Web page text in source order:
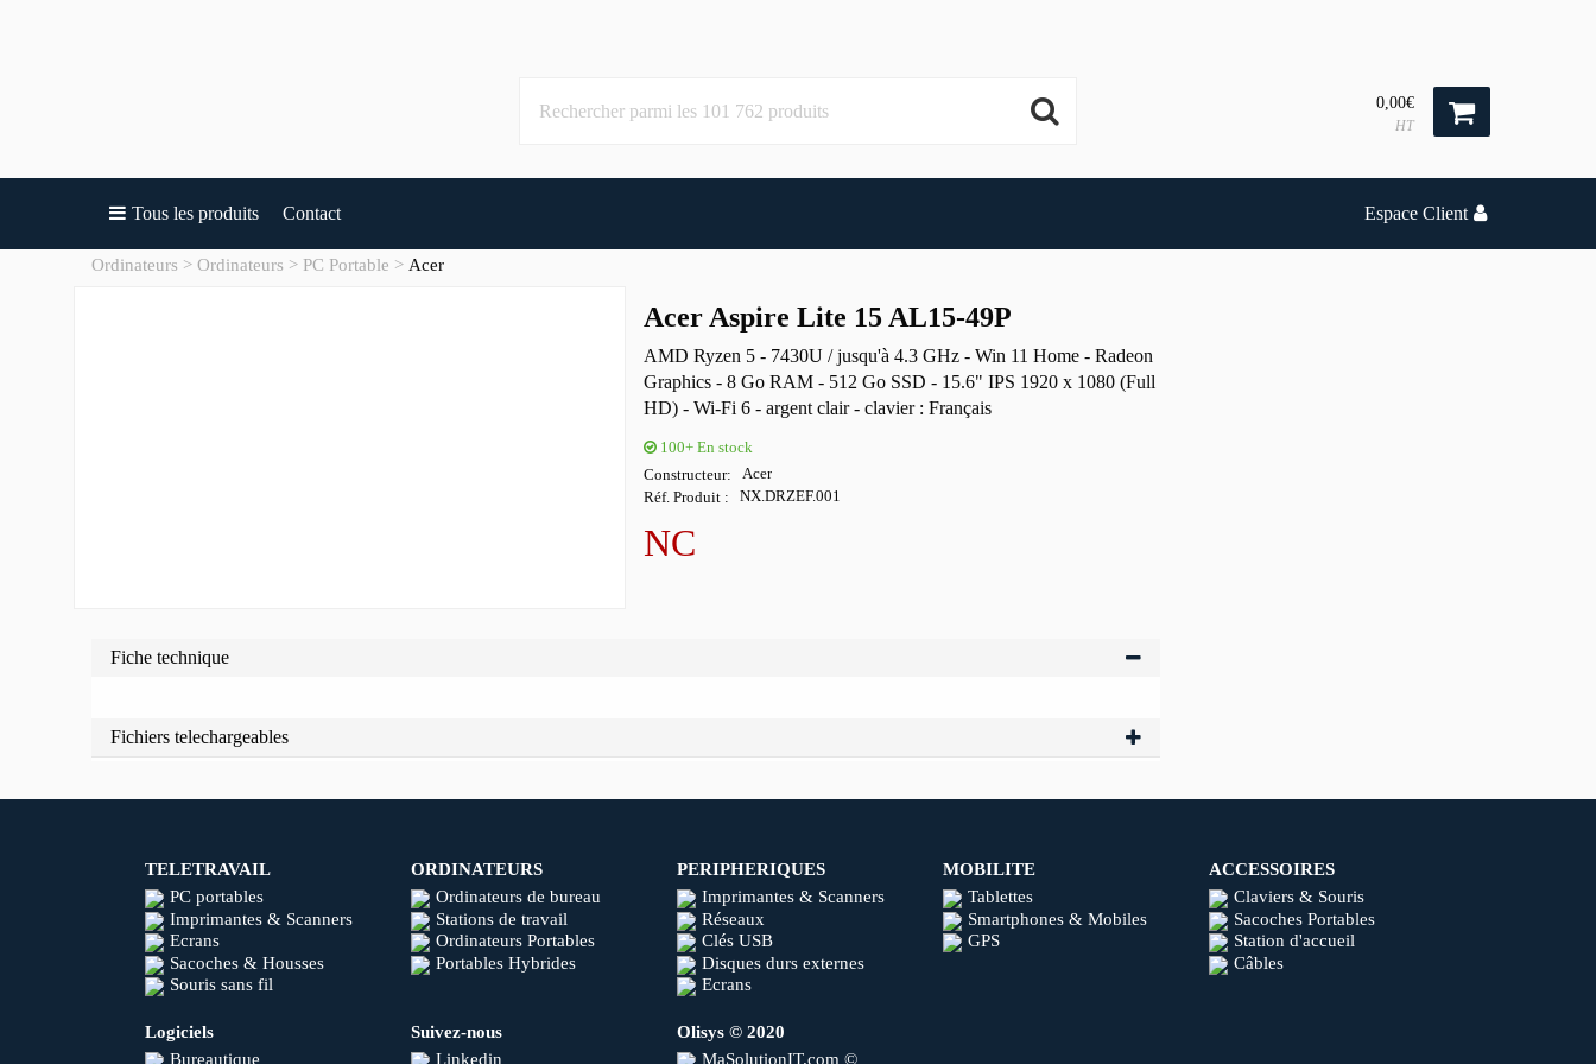
0,00€
HT
Tous les produits Contact Espace Client
Ordinateurs Ordinateurs PC Portable Acer
Acer Aspire Lite 15 AL15-49P
AMD Ryzen 5 - 7430U / jusqu'à 4.3 GHz - Win 11 Home - Radeon
Graphics - 8 Go RAM - 512 Go SSD - 15.6" IPS 1920 x 1080 (Full
HD) - Wi-Fi 6 - argent clair - clavier : Français
100+ En stock
Constructeur Acer
Réf. Produit NX.DRZEF.001
NC
Fiche technique
Fichiers telechargeables
TELETRAVAIL
PC portables
Imprimantes & Scanners
Ecrans
Sacoches & Housses
Souris sans fil
ORDINATEURS
Ordinateurs de bureau
Stations de travail
Ordinateurs Portables
Portables Hybrides
PERIPHERIQUES
Imprimantes & Scanners
Réseaux
Clés USB
Disques durs externes
Ecrans
MOBILITE
Tablettes
Smartphones & Mobiles
GPS
ACCESSOIRES
Claviers & Souris
Sacoches Portables
Station d'accueil
Câbles
Logiciels
Bureautique
Suivez-nous
Linkedin
Olisys © 2020
MaSolutionIT.com ©